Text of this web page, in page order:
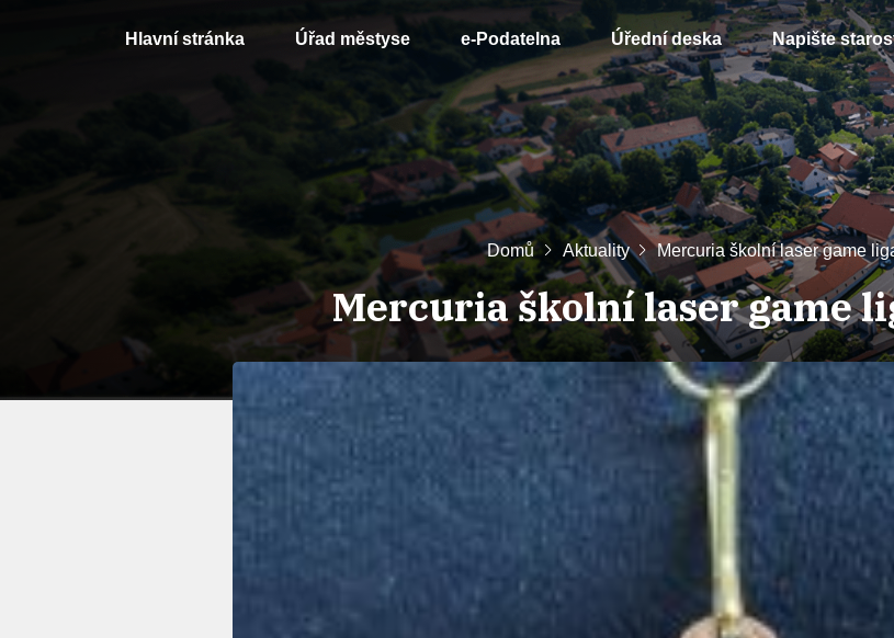
Hlavní stránka Úřad městyse e-Podatelna Úřední deska Napište
Domů Aktuality Mercuria školní laser game
Mercuria školní laser game